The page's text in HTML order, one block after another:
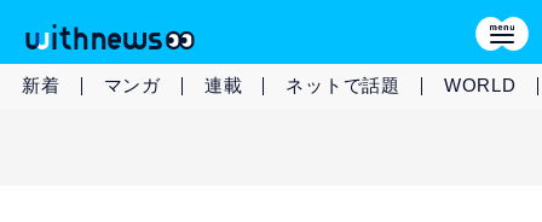
新着 マンガ 連載 ネットで話題 WORLD